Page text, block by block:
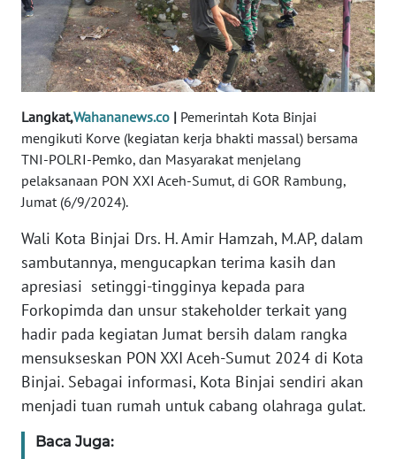
Langkat,Wahananews.co | Pemerintah Kota Binjai
mengikuti Korve (kegiatan kerja bhakti massal) bersama
TNI-POLRI-Pemko, dan Masyarakat menjelang
pelaksanaan PON XXI Aceh-Sumut, di GOR Rambung,
Jumat (6/9/2024).
Wali Kota Binjai Drs. H. Amir Hamzah, M.AP, dalam
sambutannya, mengucapkan terima kasih dan
apresiasi setinggi-tingginya kepada para
Forkopimda dan unsur stakeholder terkait yang
hadir pada kegiatan Jumat bersih dalam rangka
mensukseskan PON XXI Aceh-Sumut 2024 di Kota
Binjai. Sebagai informasi, Kota Binjai sendiri akan
menjadi tuan rumah untuk cabang olahraga gulat.
Baca Juga:
Wahana
News
Regional
WN
SUMUT
WN
JAKARTA
JABAR
WN
BANTEN
WN
KEPRI